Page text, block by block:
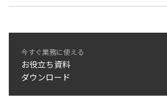
今すぐ業務に使える
お役立ち資料
ダウンロード